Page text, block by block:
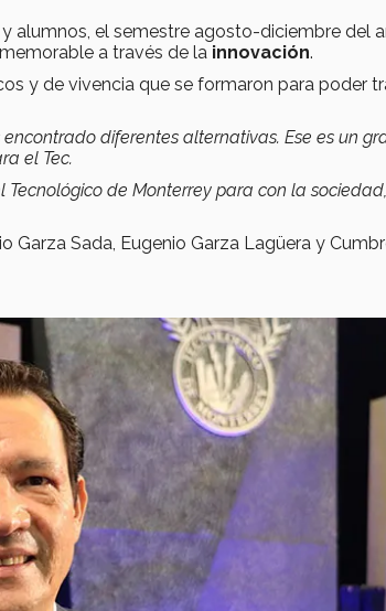
alumnos, el semestre agosto-diciembre del
a través de la innovación.
y de vivencia que se formaron para poder
diferentes alternativas. Ese es un
el Tec.
de Monterrey para con la
Garza Sada, Eugenio Garza Lagüera y